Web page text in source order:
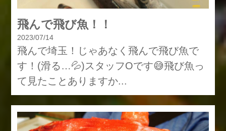
飛んで飛び魚！！
2023/07/14
飛んで埼玉！じゃあなく飛んで飛び魚で
す！(滑る…💦)スタッフOです😅飛び魚っ
て見たことありますか...